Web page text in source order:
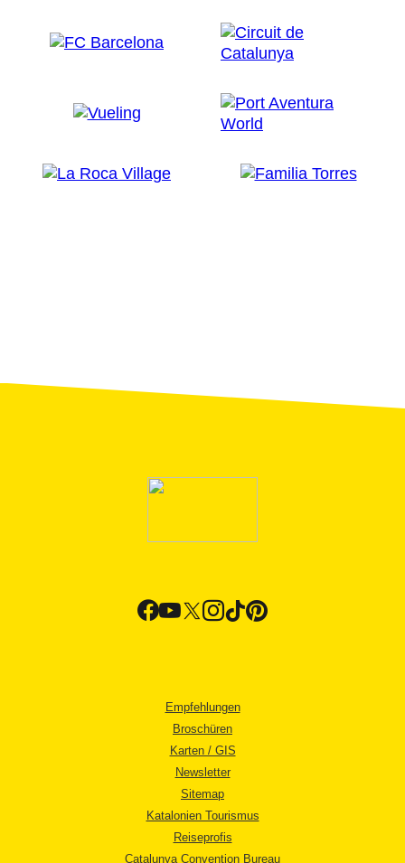
Empfehlungen
Broschüren
Karten / GIS
Newsletter
Sitemap
Katalonien Tourismus
Reiseprofis
Catalunya Convention Bureau